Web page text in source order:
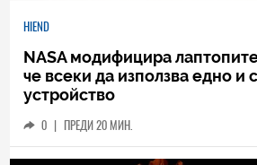
HIEND
NASA модифицира
че всеки да използва едно и
устройство
0 | ПРЕДИ 20 МИН.